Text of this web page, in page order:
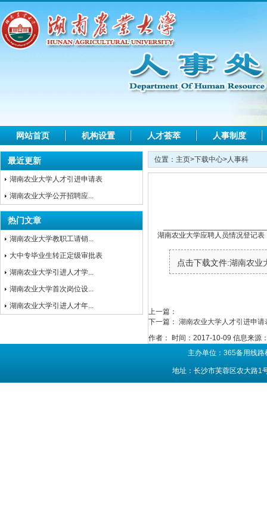
网站首页 机构设置 人才荟萃 人事制度
最近更新
湖南农业大学人才引进申请表
湖南农业大学公开招聘应...
热门文章
湖南农业大学教职工请销...
大中专毕业生转正定级审批表
湖南农业大学引进人才学...
湖南农业大学首次岗位设...
湖南农业大学引进人才年...
位置： 主页>下载中心>人事科
湖南农业大学应聘人员情况登记表
点击下载文件:湖南农业
上一篇：
下一篇： 湖南农业大学人才引进申请
作者：
时间：2017-10-09 信息来源
主办单位：365备用线
地址：长沙市芙蓉区农大路